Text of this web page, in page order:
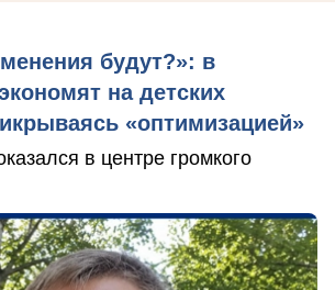
будут?»: в
на детских
«оптимизацией»
в центре громкого